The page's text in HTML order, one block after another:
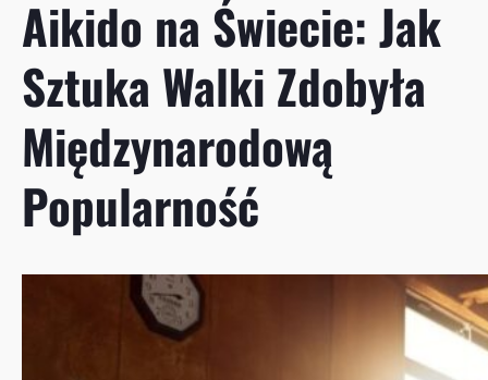
Aikido na Świecie: Jak
Sztuka Walki Zdobyła
Międzynarodową
Popularność